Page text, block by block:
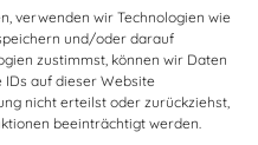
verwenden wir Technologien wie
und/oder darauf
zustimmst, können wir Daten
auf dieser Website
nicht erteilst oder zurückziehst,
beeinträchtigt werden.